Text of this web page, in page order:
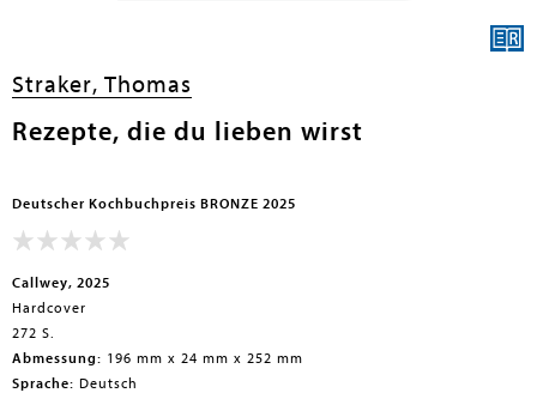
Straker, Thomas
Rezepte, die du lieben wirst
Deutscher Kochbuchpreis BRONZE 2025
Callwey, 2025
Hardcover
272 S.
Abmessung: 196 mm x 24 mm x 252 mm
Sprache: Deutsch